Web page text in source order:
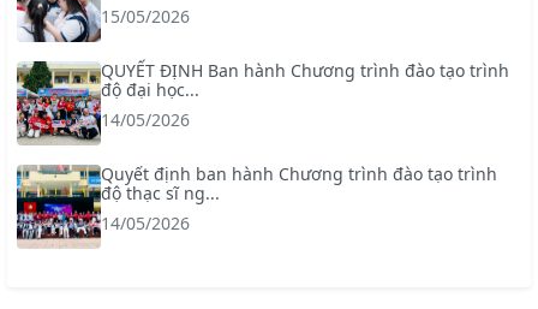
15/05/2026
QUYẾT ĐỊNH Ban hành Chương trình đào tạo trình
độ đại học...
14/05/2026
Quyết định ban hành Chương trình đào tạo trình
độ thạc sĩ ng...
14/05/2026